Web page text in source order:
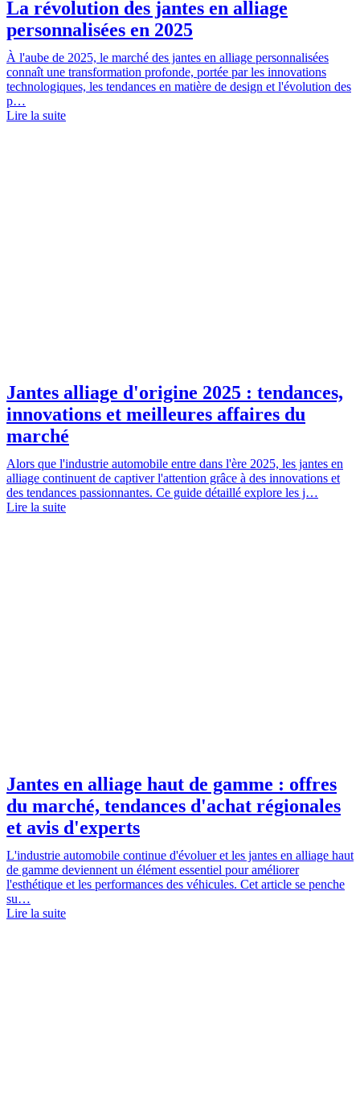
La révolution des jantes en alliage
personnalisées en 2025
À l'aube de 2025, le marché des jantes en alliage personnalisées
connaît une transformation profonde, portée par les innovations
technologiques, les tendances en matière de design et l'évolution des
p…
Lire la suite
Jantes alliage d'origine 2025 : tendances,
innovations et meilleures affaires du
marché
Alors que l'industrie automobile entre dans l'ère 2025, les jantes en
alliage continuent de captiver l'attention grâce à des innovations et
des tendances passionnantes. Ce guide détaillé explore les j…
Lire la suite
Jantes en alliage haut de gamme : offres
du marché, tendances d'achat régionales
et avis d'experts
L'industrie automobile continue d'évoluer et les jantes en alliage haut
de gamme deviennent un élément essentiel pour améliorer
l'esthétique et les performances des véhicules. Cet article se penche
su…
Lire la suite